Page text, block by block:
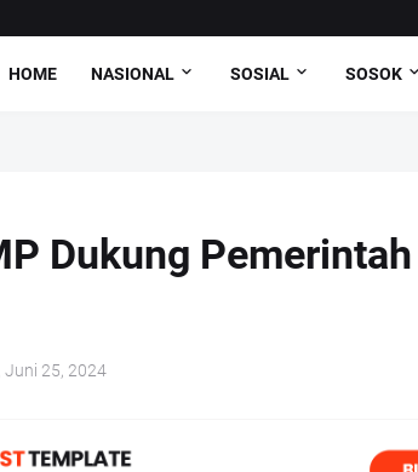
HOME NASIONAL SOSIAL SOSOK
Dukung
Juni 25, 2024